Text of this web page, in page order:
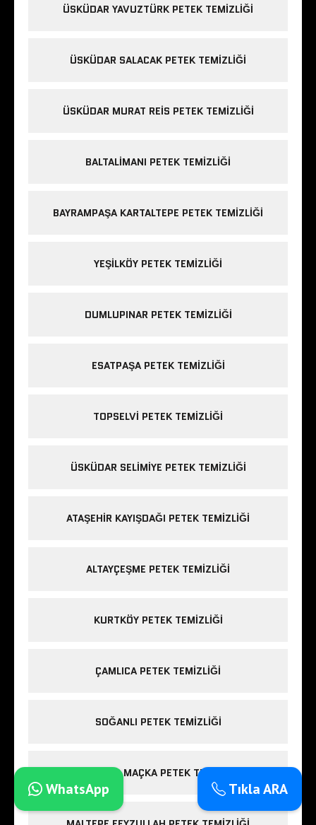
ÜSKÜDAR YAVUZTÜRK PETEK TEMIZLIĞI
ÜSKÜDAR SALACAK PETEK TEMIZLIĞI
ÜSKÜDAR MURAT REIS PETEK TEMIZLIĞI
BALTALIMANI PETEK TEMIZLIĞI
BAYRAMPAŞA KARTALTEPE PETEK TEMIZLIĞI
YEŞILKÖY PETEK TEMIZLIĞI
DUMLUPINAR PETEK TEMIZLIĞI
ESATPAŞA PETEK TEMIZLIĞI
TOPSELVI PETEK TEMIZLIĞI
ÜSKÜDAR SELIMIYE PETEK TEMIZLIĞI
ATAŞEHIR KAYIŞDAĞI PETEK TEMIZLIĞI
ALTAYÇEŞME PETEK TEMIZLIĞI
KURTKÖY PETEK TEMIZLIĞI
ÇAMLICA PETEK TEMIZLIĞI
SOĞANLI PETEK TEMIZLIĞI
BEŞIKTAŞ MAÇKA PETEK TEMIZLIĞI
Tıkla ARA
WhatsApp